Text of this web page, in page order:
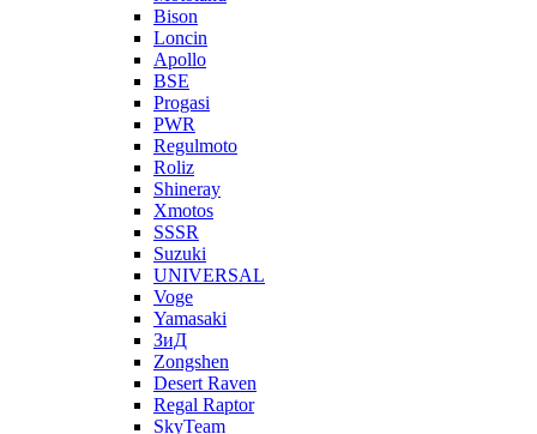
Bison
Loncin
Apollo
BSE
Progasi
PWR
Regulmoto
Roliz
Shineray
Xmotos
SSSR
Suzuki
UNIVERSAL
Voge
Yamasaki
ЗиД
Zongshen
Desert Raven
Regal Raptor
SkyTeam